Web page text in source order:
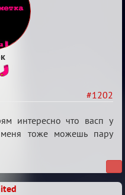
#1202
интересно что васп у
меня тоже можешь пару